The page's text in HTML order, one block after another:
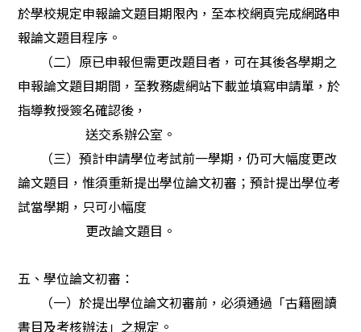
於學校規定申報論文題目期限內，至本校網頁完成網路申
報論文題目程序。
（二）原已申報但需更改題目者，可在其後各學期之
申報論文題目期間，至教務處網站下載並填寫申請單，於
指導教授簽名確認後，
送交系辦公室。
（三）預計申請學位考試前一學期，仍可大幅度更改
論文題目，惟須重新提出學位論文初審；預計提出學位考
試當學期，只可小幅度
更改論文題目。
五、學位論文初審：
（一）於提出學位論文初審前，必須通過「古籍圈讀
書目及考核辦法」之規定。